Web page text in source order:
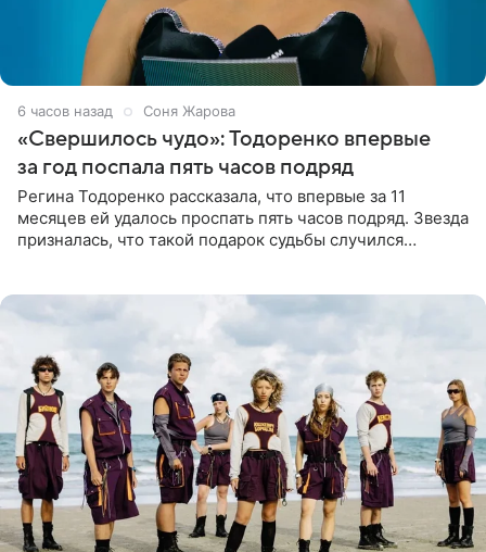
6 часов назад Соня Жарова
«Свершилось чудо»: Тодоренко впервые
за год поспала пять часов подряд
Регина Тодоренко рассказала, что впервые за 11
месяцев ей удалось проспать пять часов подряд. Звезда
призналась, что такой подарок судьбы случился